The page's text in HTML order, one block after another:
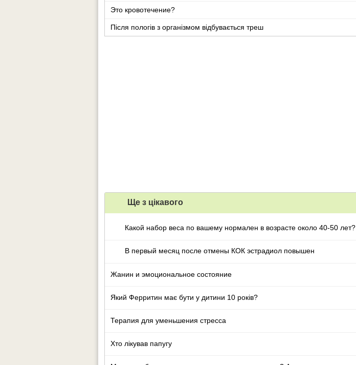
Это кровотечение?
Після пологів з організмом відбувається треш
Ще з цiкавого
Какой набор веса по вашему нормален в возрасте около 40-50 лет?
В первый месяц после отмены КОК эстрадиол повышен
Жанин и эмоциональное состояние
Який Ферритин має бути у дитини 10 років?
Терапия для уменьшения стресса
Хто лікував папугу